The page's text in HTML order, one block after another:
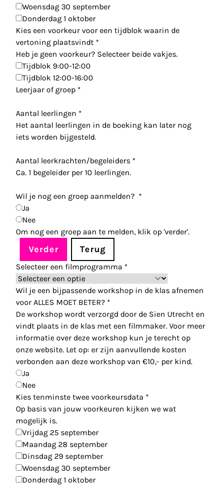
Woensdag 30 september
Donderdag 1 oktober
Kies een voorkeur voor een tijdblok waarin de
vertoning plaatsvindt *
Heb je geen voorkeur? Selecteer beide vakjes.
Tijdblok 9:00-12:00
Tijdblok 12:00-16:00
Leerjaar of groep *
Aantal leerlingen *
Het aantal leerlingen in de boeking kan later nog
iets worden bijgesteld.
Aantal leerkrachten/begeleiders *
Ca. 1 begeleider per 10 leerlingen.
Wil je nog een groep aanmelden? *
Ja
Nee
Om nog een groep aan te melden, klik op 'verder'.
Verder Terug
Selecteer een filmprogramma *
Wil je een bijpassende workshop in de klas afnemen
voor ALLES MOET BETER? *
De workshop wordt verzorgd door de Sien Utrecht en
vindt plaats in de klas met een filmmaker. Voor meer
informatie over deze workshop kun je terecht op
onze website. Let op: er zijn aanvullende kosten
verbonden aan deze workshop van €10,- per kind.
Ja
Nee
Kies tenminste twee voorkeursdata *
Op basis van jouw voorkeuren kijken we wat
mogelijk is.
Vrijdag 25 september
Maandag 28 september
Dinsdag 29 september
Woensdag 30 september
Donderdag 1 oktober